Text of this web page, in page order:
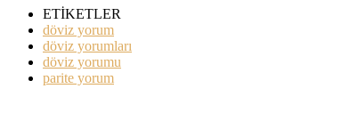
ETİKETLER
döviz yorum
döviz yorumları
döviz yorumu
parite yorum